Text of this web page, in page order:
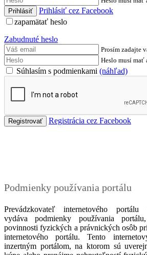
Prihlásiť cez Facebook
zapamätať heslo
Zabudnuté heslo
Prosím zadajte
Heslo musí mať
Súhlasím s podmienkami (náhľad)
Registrácia cez Facebook
Podmienky používania portálu
Prevádzkovateľ internetového portálu
vydáva podmienky používania
povinnosti fyzických a právnických osôb
internetového portálu. Tento
inzertným portálom, na ktorom sú